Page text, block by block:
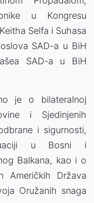
u Kongresu
Selfa i Suhasa
SAD-a u BiH
SAD-a u BiH
je o bilateralnoj
i Sjedinjenih
i sigurnosti,
u Bosni i
Balkana, kao i o
Američkih Država
Oružanih snaga